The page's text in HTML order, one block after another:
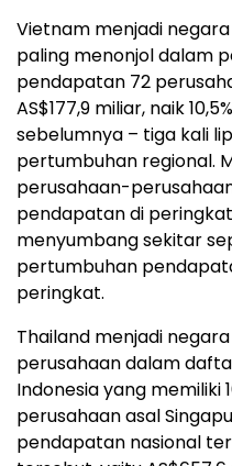
Vietnam menjadi
paling menonjol dalam
pendapatan 72
AS$177,9 miliar, naik
sebelumnya – tiga kali
pertumbuhan regional.
perusahaan-
pendapatan di
menyumbang sekitar
pertumbuhan
peringkat.
Thailand menjadi
perusahaan dalam
Indonesia yang memiliki
perusahaan asal
pendapatan nasional